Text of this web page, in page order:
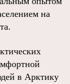
на
в Арктику